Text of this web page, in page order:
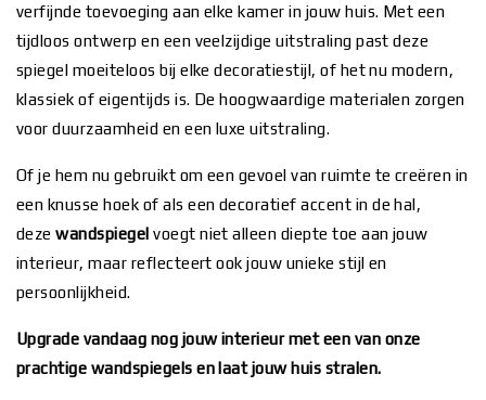
verfijnde toevoeging aan elke kamer in jouw huis. Met een
tijdloos ontwerp en een veelzijdige uitstraling past deze
spiegel moeiteloos bij elke decoratiestijl, of het nu modern,
klassiek of eigentijds is. De hoogwaardige materialen zorgen
voor duurzaamheid en een luxe uitstraling.
Of je hem nu gebruikt om een gevoel van ruimte te creëren in
een knusse hoek of als een decoratief accent in de hal,
dezewandspiegelvoegt niet alleen diepte toe aan jouw
interieur, maar reflecteert ook jouw unieke stijl en
persoonlijkheid.
Upgrade vandaag nog jouw interieur met een van onze
prachtige wandspiegels en laat jouw huis stralen.